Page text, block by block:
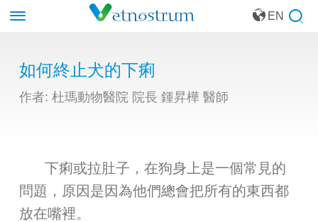
EN
如何終止犬的下痢
作者: 杜瑪動物醫院 院長 鍾昇樺 醫師
下痢或拉肚子，在狗身上是一個常見的
問題，原因是因為他們總會把所有的東西都
放在嘴裡。